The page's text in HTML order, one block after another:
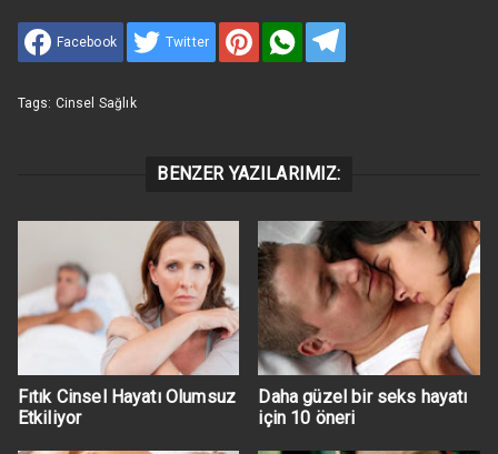
Facebook Twitter
Tags: Cinsel Sağlık
BENZER YAZILARIMIZ:
Fıtık Cinsel Hayatı Olumsuz
Etkiliyor
Daha güzel bir seks hayatı
için 10 öneri